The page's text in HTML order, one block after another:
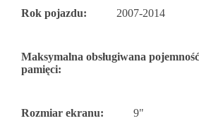
Rok pojazdu: 2007-2014
Maksymalna obsługiwana
pamięci:
Rozmiar ekranu: 9"